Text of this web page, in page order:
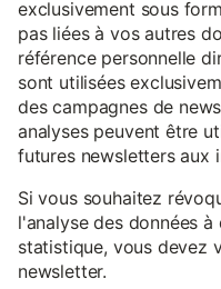
exclusivement sous
pas liées à vos autres
référence personnelle
sont utilisées
des campagnes de
analyses peuvent être
futures newsletters aux
Si vous souhaitez
l'analyse des données
statistique, vous devez
newsletter.